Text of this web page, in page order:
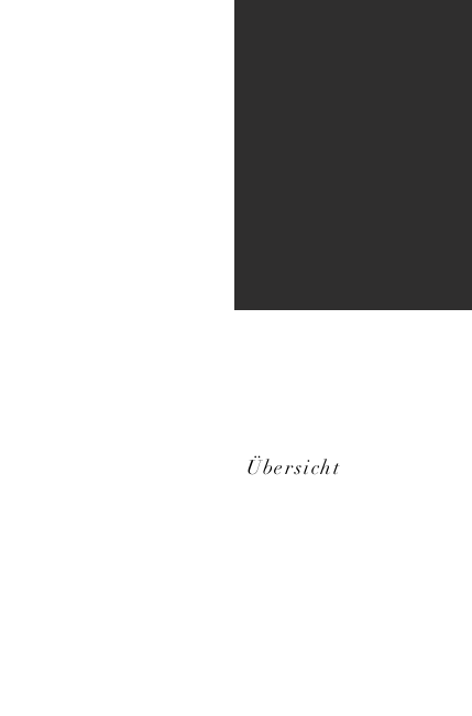
Übersicht